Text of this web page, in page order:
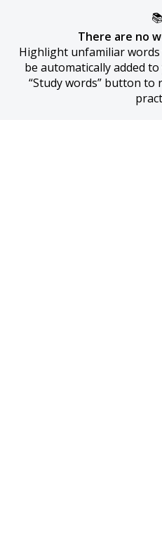
There are no
Highlight unfamiliar
be automatically added
“Study words” button